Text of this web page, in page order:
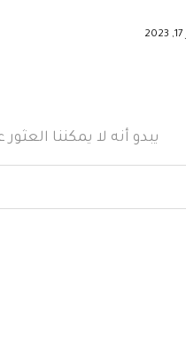
يبدو أنه لا يمكننا